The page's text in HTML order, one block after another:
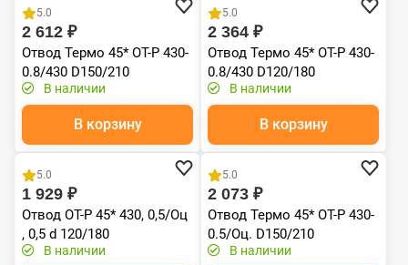
5.0
2 612 ₽
Отвод Термо 45* ОТ-Р 430-
0.8/430 D150/210
В наличии
В корзину
5.0
2 364 ₽
Отвод Термо 45* ОТ-Р 430-
0.8/430 D120/180
В наличии
В корзину
Хит продаж
5.0
1 929 ₽
Отвод ОТ-Р 45* 430, 0,5/Оц
, 0,5 d 120/180
В наличии
Хит продаж
5.0
2 073 ₽
Отвод Термо 45* ОТ-Р 430-
0.5/Оц. D150/210
В наличии